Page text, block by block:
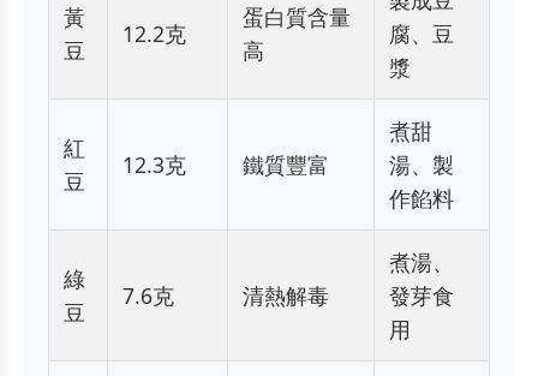
黃
豆
12.2克
蛋白質含量
高
腐、豆
漿
紅
豆
12.3克 鐵質豐富
煮甜
湯、製
作餡料
綠
豆
7.6克 清熱解毒
煮湯、
發芽食
用